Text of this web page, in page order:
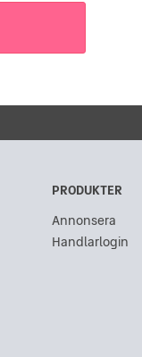
PRODUKTER
Annonsera
Handlarlogin